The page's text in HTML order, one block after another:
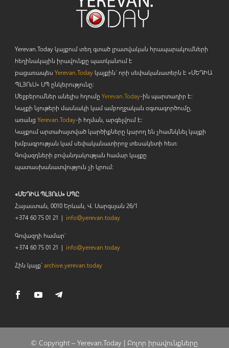
Yerevan.Today կայքում տեղ գտած լրատվական հրապարակումների
հեղինակային իրավունքը պատկանում է
բացառապես Yerevan.Todayկայքին` որի սեփականատերն է «ՄԵԴԻԱ
ՊԼՅՈւՍ» ՍՊ ընկերությունը։
Մեջբերումներ անելիս հղումը Yerevan.Today-ին պարտադիր է:
Կայքի նյութերի մասնակի կամ ամբողջական օգտագործումը,
առանց Yerevan.Today-ի հղման, արգելվում է:
Կայքում արտահայտված կարծիքները կարող են չհամնկնել կայքի
խմբագրության կամ սեփականատիրոջ տեսակետի հետ:
Գովազդների բովանդակության համար կայքը
պատասխանատվություն չի կրում:
«ՄԵԴԻԱ ՊԼՅՈւՍ» ՍՊԸ
Հայաստան, 0010 Երևան, Վ. Սարգսյան 26/1
+374 60 75 01 21 | info@yerevan.today
Գովազդի համար`
+374 60 75 01 21 | info@yerevan.today
Հին կայք`archive.yerevan.today
© Copyright –Yerevan.Today | Բոլոր իրավունքները